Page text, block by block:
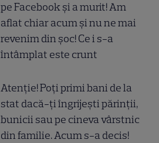
pe Facebook și a murit! Am
aflat chiar acum și nu ne mai
revenim din șoc! Ce i s-a
întâmplat este crunt
Atenție! Poți primi bani de la
stat dacă-ți îngrijești părinții,
bunicii sau pe cineva vârstnic
din familie. Acum s-a decis!